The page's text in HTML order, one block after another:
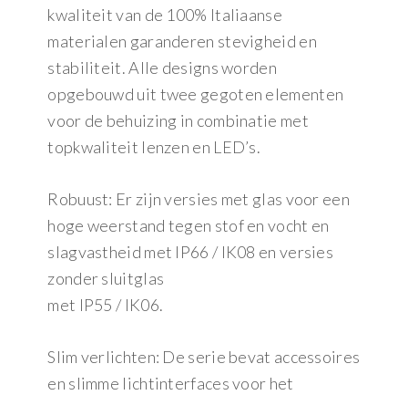
kwaliteit van de 100% Italiaanse
materialen garanderen stevigheid en
stabiliteit. Alle designs worden
opgebouwd uit twee gegoten elementen
voor de behuizing in combinatie met
topkwaliteit lenzen en LED’s.
Robuust: Er zijn versies met glas voor een
hoge weerstand tegen stof en vocht en
slagvastheid met IP66 / IK08 en versies
zonder sluitglas
met IP55 / IK06.
Slim verlichten: De serie bevat accessoires
en slimme lichtinterfaces voor het